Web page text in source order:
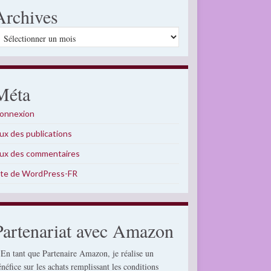
des publications
des commentaires
de WordPress-FR
avec Amazon
tant que Partenaire Amazon, je réalise un
sur les achats remplissant les conditions